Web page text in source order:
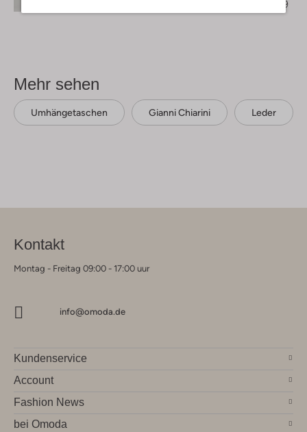
€ 49,99
Mehr sehen
Umhängetaschen Gianni Chiarini Leder
Kontakt
Montag - Freitag 09:00 - 17:00 uur
info@omoda.de
Kundenservice
Account
Fashion News
bei Omoda